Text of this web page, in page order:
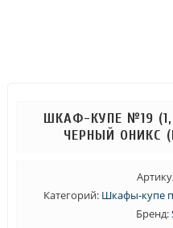
ШКАФ-КУПЕ №19
ЧЕРНЫЙ ОНИКС
Категорий: Шкафы-купе
Бренд: